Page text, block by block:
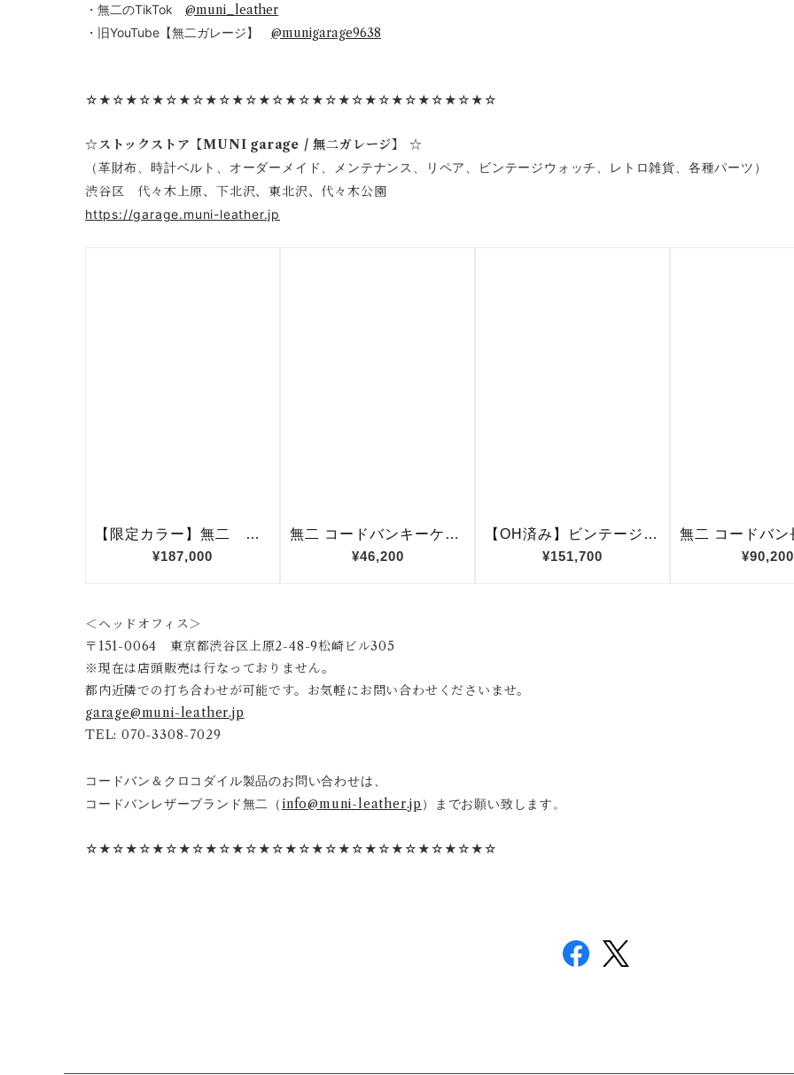
・無二のTikTok @muni_leather
・旧YouTube【無二ガレージ】 @munigarage9638
☆★☆★☆★☆★☆★☆★☆★☆★☆★☆★☆★☆★☆★☆★☆★☆
☆ストックストア【MUNI garage / 無二ガレージ】 ☆
（革財布、時計ベルト、オーダーメイド、メンテナンス、リペア、ビンテージウォッチ、レトロ雑貨、各種パーツ）
渋谷区 代々木上原、下北沢、東北沢、代々木公園
https://garage.muni-leather.jp
＜ヘッドオフィス＞
〒151-0064 東京都渋谷区上原2-48-9松崎ビル305
※現在は店頭販売は行なっておりません。
都内近隣での打ち合わせが可能です。お気軽にお問い合わせくださいませ。
garage@muni-leather.jp
TEL: 070-3308-7029
コードバン＆クロコダイル製品のお問い合わせは、
コードバンレザーブランド無二（ info@muni-leather.jp ）までお願い致します。
☆★☆★☆★☆★☆★☆★☆★☆★☆★☆★☆★☆★☆★☆★☆★☆